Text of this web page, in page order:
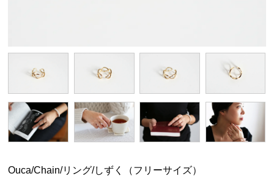
Ouca/Chain/リング/しずく（フリーサイズ）